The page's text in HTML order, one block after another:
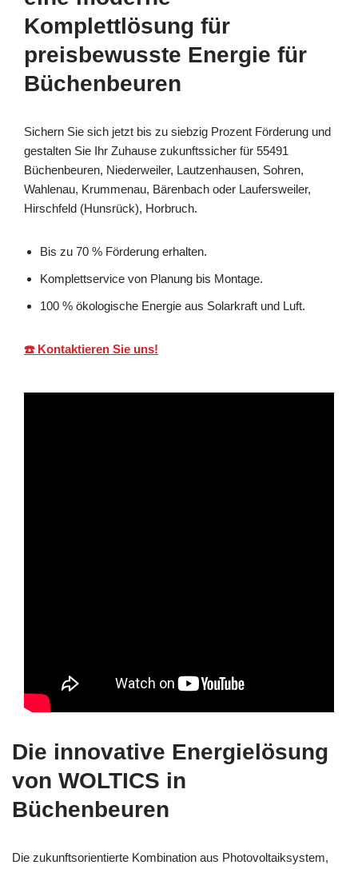
Komplettlösung für
preisbewusste Energie für
Büchenbeuren
Sichern Sie sich jetzt bis zu siebzig Prozent Förderung und
gestalten Sie Ihr Zuhause zukunftssicher für 55491
Büchenbeuren, Niederweiler, Lautzenhausen, Sohren,
Wahlenau, Krummenau, Bärenbach oder Laufersweiler,
Hirschfeld (Hunsrück), Horbruch.
Bis zu 70 % Förderung erhalten.
Komplettservice von Planung bis Montage.
100 % ökologische Energie aus Solarkraft und Luft.
☎️ Kontaktieren Sie uns!
Die innovative Energielösung
von WOLTICS in
Büchenbeuren
Die zukunftsorientierte Kombination aus Photovoltaiksystem,